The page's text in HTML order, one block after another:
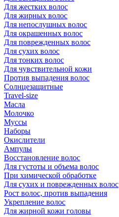
Для жестких волос
Для жирных волос
Для непослушных волос
Для окрашенных волос
Для поврежденных волос
Для сухих волос
Для тонких волос
Для чувствительной кожи
Против выпадения волос
Солнцезащитные
Travel-size
Масла
Молочко
Муссы
Наборы
Окислители
Ампулы
Восстановление волос
Для густоты и объема волос
При химической обработке
Для сухих и поврежденных волос
Рост волос, против выпадения
Укрепление волос
Для жирной кожи головы